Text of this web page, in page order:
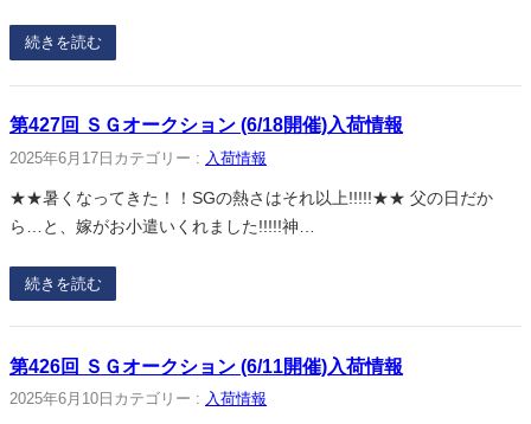
続きを読む
第427回 ＳＧオークション (6/18開催)入荷情報
2025年6月17日 カテゴリー : 入荷情報
★★暑くなってきた！！SGの熱さはそれ以上!!!!!★★ 父の日だか
ら…と、嫁がお小遣いくれました!!!!!神…
続きを読む
第426回 ＳＧオークション (6/11開催)入荷情報
2025年6月10日 カテゴリー : 入荷情報